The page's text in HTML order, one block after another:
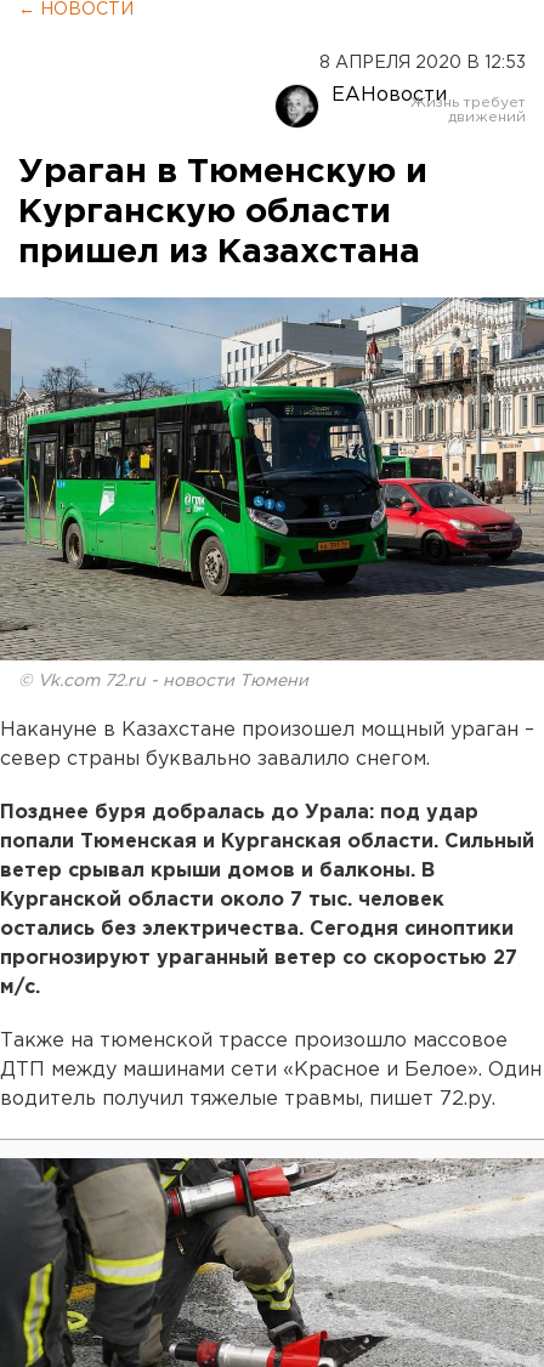
← НОВОСТИ
8 АПРЕЛЯ 2020 В 12:53
ЕАНовости
Ураган в Тюменскую и
Курганскую области
пришел из Казахстана
© Vk.com 72.ru - новости Тюмени
Накануне в Казахстане произошел мощный ураган –
север страны буквально завалило снегом.
Позднее буря добралась до Урала: под удар
попали Тюменская и Курганская области. Сильный
ветер срывал крыши домов и балконы. В
Курганской области около 7 тыс. человек
остались без электричества. Сегодня синоптики
прогнозируют ураганный ветер со скоростью 27
м/с.
Также на тюменской трассе произошло массовое
ДТП между машинами сети «Красное и Белое». Один
водитель получил тяжелые травмы, пишет 72.ру.